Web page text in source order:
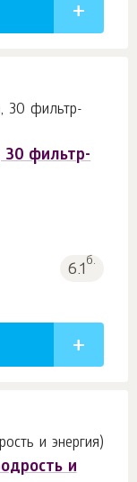
фильтр-
6.1б.
и